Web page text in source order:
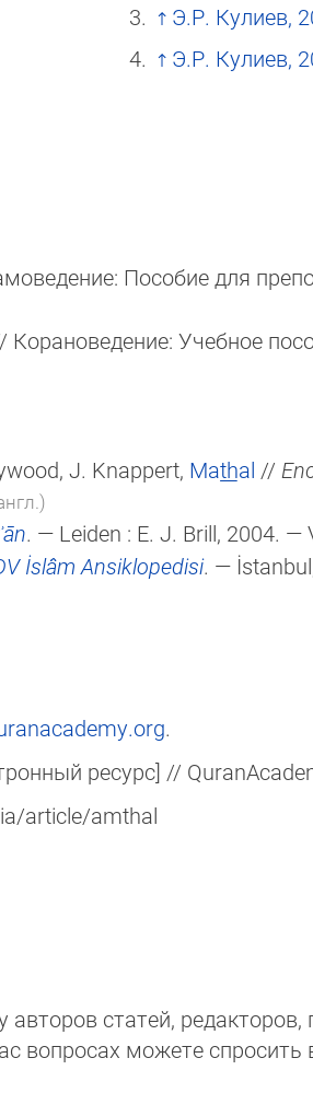
Э.Р. Кулиев,
Э.Р. Кулиев,
Пособие для
Корановедение: Учебное
J. Knappert, Mat̲h̲al //
. — Leiden : E. J. Brill, 2004. —
İslâm Ansiklopedisi. —
.
ресурс] //
article/amthal
статей,
вопросах мо­же­те спросить